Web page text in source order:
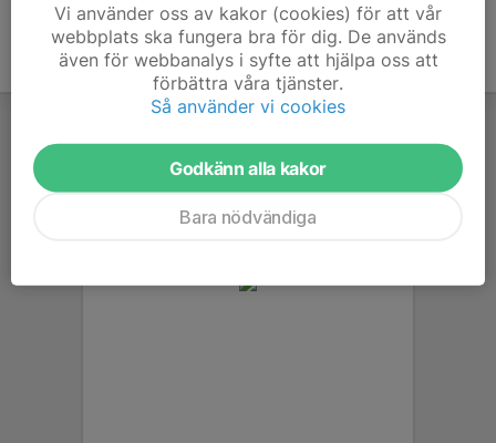
Vi använder oss av kakor (cookies) för att vår
webbplats ska fungera bra för dig. De används
även för webbanalys i syfte att hjälpa oss att
förbättra våra tjänster.
Så använder vi cookies
Godkänn alla kakor
Bara nödvändiga